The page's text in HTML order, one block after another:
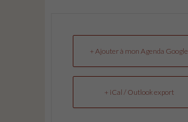
+ Ajouter à mon Agenda Google
+ iCal / Outlook export